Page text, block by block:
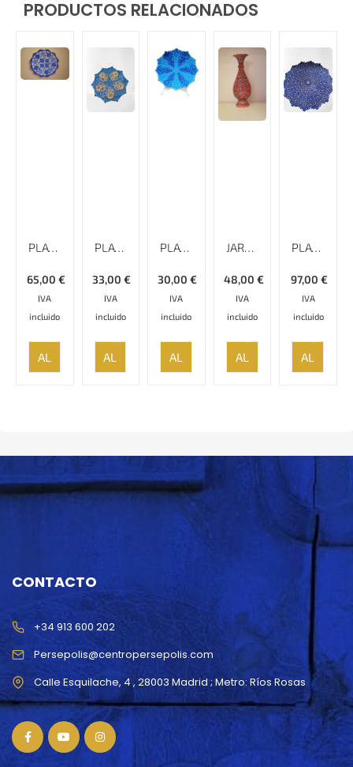
PRODUCTOS RELACIONADOS
PLATO LISO MINAKARI CON BORDE ESPECIAL – 25 CM
€
65,00
IVA
incluido
AL
CARRITO
PLATO ESMALTADO LISO CON BORDE ESPECIAL MINAKARI, 15 CM
€
33,00
IVA
incluido
AL
CARRITO
PLATO ESMALTADO LISO CON BORDE ESPECIAL MINAKARI, 18 CM
€
30,00
IVA
incluido
AL
CARRITO
JARRÓN ESMALTADO LISO MINAKARI, ALTURA DE 20 CM
€
48,00
IVA
incluido
AL
CARRITO
PLATO ESMALTADO LISO CON BORDE ESPECIAL MINAKARI, 29 CM
€
97,00
IVA
incluido
AL
CARRITO
CONTACTO
Persepolis@centropersepolis.com
+34 913 600 202